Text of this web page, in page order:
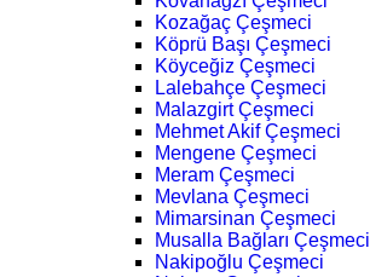
Kozağaç Çeşmeci
Köprü Başı Çeşmeci
Köyceğiz Çeşmeci
Lalebahçe Çeşmeci
Malazgirt Çeşmeci
Mehmet Akif Çeşmeci
Mengene Çeşmeci
Meram Çeşmeci
Mevlana Çeşmeci
Mimarsinan Çeşmeci
Musalla Bağları Çeşmeci
Nakipoğlu Çeşmeci